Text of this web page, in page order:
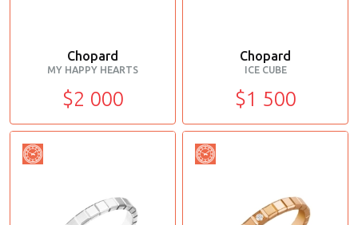
Chopard
MY HAPPY HEARTS
$2 000
Chopard
ICE CUBE
$1 500